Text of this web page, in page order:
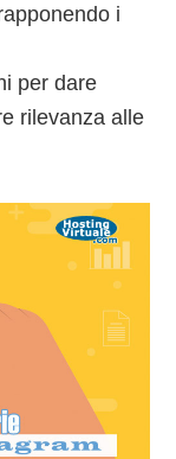
i
per dare
rilevanza alle